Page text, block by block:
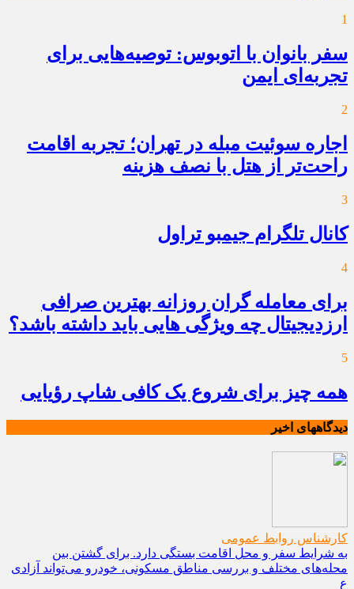
1
سفر بانوان با اتوبوس: توصیه‌هایی برای
تجربه‌ای ایمن
2
اجاره سوئیت مبله در تهران؛ تجربه اقامت
راحت‌تر از هتل با نصف هزینه
3
کانال تلگرام جیمبو تراول
4
برای معامله گران روزانه بهترین صرافی
ارزدیجیتال چه ویژگی هایی باید داشته باشد؟
5
همه چیز برای شروع یک کافی شاپ رؤیایی
دیدگاههای اخیر
کارشناس روابط عمومی
به شرایط سفر و محل اقامت بستگی دارد. برای گشتن بین
محله‌های مختلف و بررسی مناطق مسکونی، خودرو می‌تواند آزادی
ع